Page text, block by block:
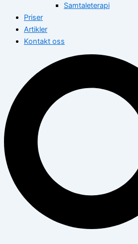
Samtaleterapi
Priser
Artikler
Kontakt oss